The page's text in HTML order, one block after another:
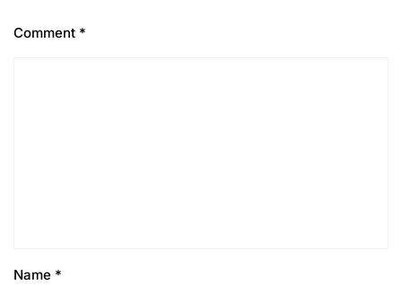
Comment *
Name *